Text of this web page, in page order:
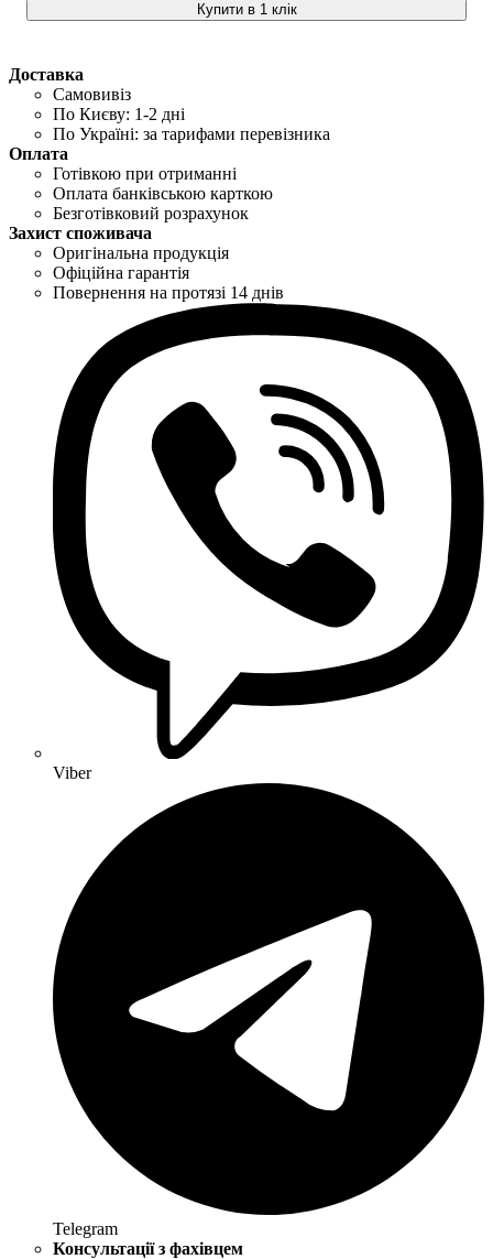
Купити в 1 клік
Доставка
Самовивіз
По Києву: 1-2 дні
По Україні: за тарифами перевізника
Оплата
Готівкою при отриманні
Оплата банківською карткою
Безготівковий розрахунок
Захист споживача
Оригінальна продукція
Офіційна гарантія
Повернення на протязі 14 днів
Viber
Telegram
Консультації з фахівцем